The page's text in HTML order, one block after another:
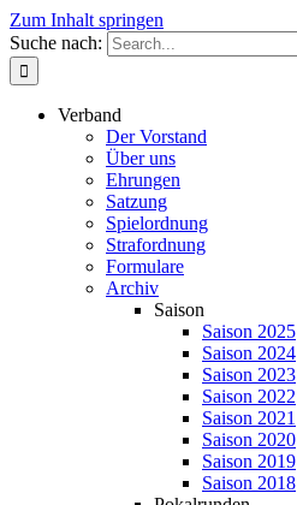
Zum Inhalt springen
Suche nach:
Verband
Der Vorstand
Über uns
Ehrungen
Satzung
Spielordnung
Strafordnung
Formulare
Archiv
Saison
Saison 2025
Saison 2024
Saison 2023
Saison 2022
Saison 2021
Saison 2020
Saison 2019
Saison 2018